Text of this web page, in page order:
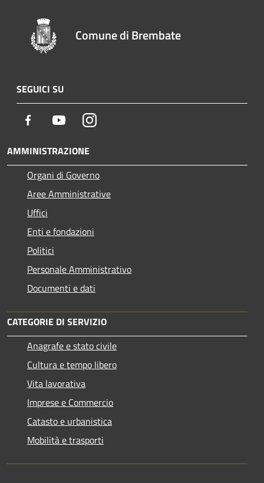
Comune di Brembate
SEGUICI SU
Facebook YoutubeInstagram
AMMINISTRAZIONE
Organi di Governo
Aree Amministrative
Uffici
Enti e fondazioni
Politici
Personale Amministrativo
Documenti e dati
CATEGORIE DI SERVIZIO
Anagrafe e stato civile
Cultura e tempo libero
Vita lavorativa
Imprese e Commercio
Catasto e urbanistica
Mobilità e trasporti